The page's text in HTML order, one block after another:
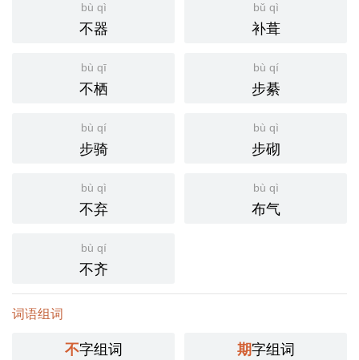
bù qì
不器
bǔ qì
补葺
bù qī
不栖
bù qí
步綦
bù qí
步骑
bù qì
步砌
bù qì
不弃
bù qì
布气
bù qí
不齐
词语组词
不字组词 期字组词